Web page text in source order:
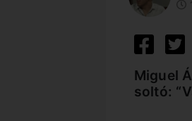
Miguel
soltó: